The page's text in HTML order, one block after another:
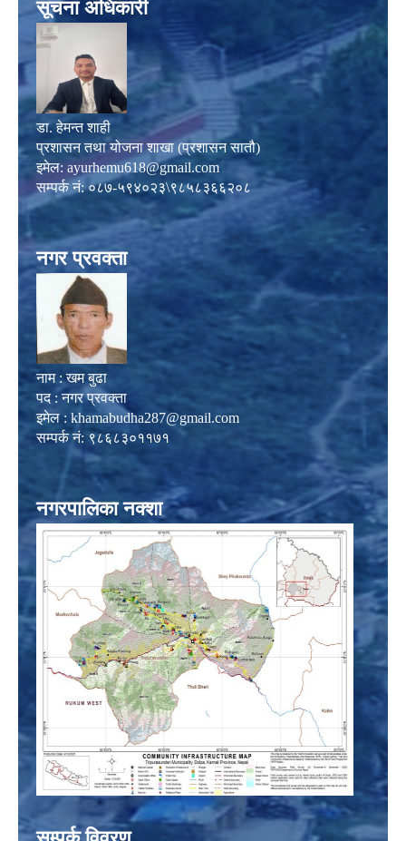
सूचना अधिकारी
डा. हेमन्त शाही
प्रशासन तथा योजना शाखा (प्रशासन सातौ)
इमेल: ayurhemu618@gmail.com
सम्पर्क नं: ०८७-५९४०२३\९८५८३६६२०८
नगर प्रवक्ता
नाम : खम बुढा
पद : नगर प्रवक्ता
इमेल : khamabudha287@gmail.com
सम्पर्क नं: ९८६८३०११७१
नगरपालिका नक्शा